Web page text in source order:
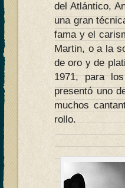
del Atlántico,
una gran
fama y el
Martin, o a la
de oro y de
1971, para
presentó uno
muchos
rollo.